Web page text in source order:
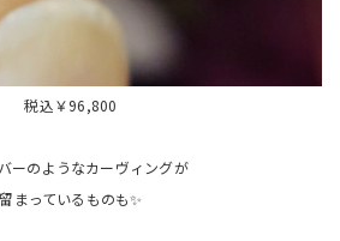
税込￥96,800
ーのようなカーヴィングが
留まっているものも✨